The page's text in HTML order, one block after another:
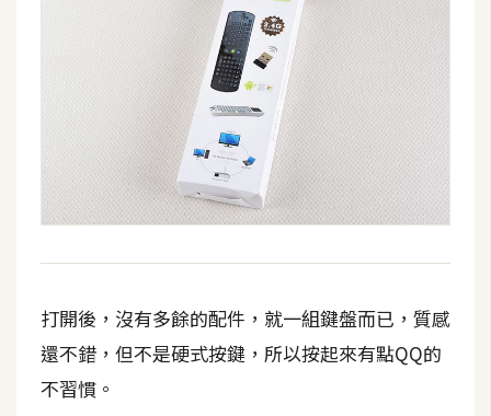
提
案
打開後，沒有多餘的配件，就一組鍵盤而已，質感
還不錯，但不是硬式按鍵，所以按起來有點QQ的
不習慣。